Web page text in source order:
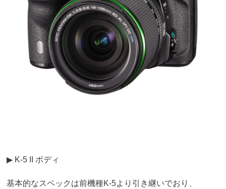
▶ K-5 II ボディ
基本的なスペックは前機種K-5より引き継いでおり、